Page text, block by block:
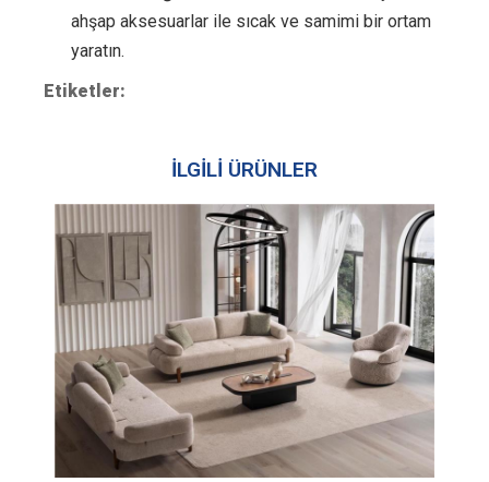
ahşap aksesuarlar ile sıcak ve samimi bir ortam
yaratın.
Etiketler:
İLGİLİ ÜRÜNLER